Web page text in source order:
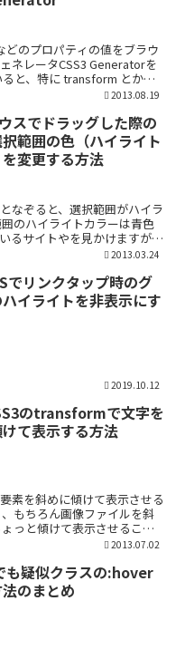
のプロパティの値をブラウ
ネレータCSS3 Generatorを
と、特に transform とかは
2013.08.19
スでドラッグした際の
範囲の色（ハイライト
変更する方法
なぞると、選択範囲がハイラ
のハイライトカラーは青色
るサイトやを見かけますが、
2013.03.24
でリンクタップ時のグ
イライトを非表示にす
2019.10.12
のtransformで文字を
て表示する方法
素を斜めに傾けて表示させる
もちろん画像ファイルを斜
っと傾けて表示させること
2013.07.02
も疑似クラスの:hover
のまとめ